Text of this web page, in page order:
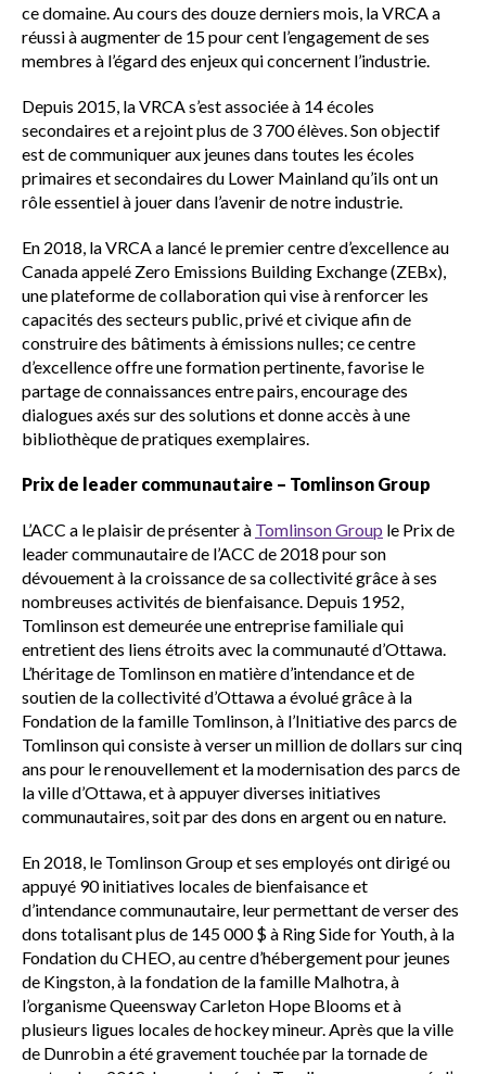
ce domaine. Au cours des douze derniers mois, la VRCA a
réussi à augmenter de 15 pour cent l’engagement de ses
membres à l’égard des enjeux qui concernent l’industrie.
Depuis 2015, la VRCA s’est associée à 14 écoles
secondaires et a rejoint plus de 3 700 élèves. Son objectif
est de communiquer aux jeunes dans toutes les écoles
primaires et secondaires du Lower Mainland qu’ils ont un
rôle essentiel à jouer dans l’avenir de notre industrie.
En 2018, la VRCA a lancé le premier centre d’excellence au
Canada appelé Zero Emissions Building Exchange (ZEBx),
une plateforme de collaboration qui vise à renforcer les
capacités des secteurs public, privé et civique afin de
construire des bâtiments à émissions nulles; ce centre
d’excellence offre une formation pertinente, favorise le
partage de connaissances entre pairs, encourage des
dialogues axés sur des solutions et donne accès à une
bibliothèque de pratiques exemplaires.
Prix de leader communautaire – Tomlinson Group
L’ACC a le plaisir de présenter à Tomlinson Group le Prix de
leader communautaire de l’ACC de 2018 pour son
dévouement à la croissance de sa collectivité grâce à ses
nombreuses activités de bienfaisance. Depuis 1952,
Tomlinson est demeurée une entreprise familiale qui
entretient des liens étroits avec la communauté d’Ottawa.
L’héritage de Tomlinson en matière d’intendance et de
soutien de la collectivité d’Ottawa a évolué grâce à la
Fondation de la famille Tomlinson, à l’Initiative des parcs de
Tomlinson qui consiste à verser un million de dollars sur cinq
ans pour le renouvellement et la modernisation des parcs de
la ville d’Ottawa, et à appuyer diverses initiatives
communautaires, soit par des dons en argent ou en nature.
En 2018, le Tomlinson Group et ses employés ont dirigé ou
appuyé 90 initiatives locales de bienfaisance et
d’intendance communautaire, leur permettant de verser des
dons totalisant plus de 145 000 $ à Ring Side for Youth, à la
Fondation du CHEO, au centre d’hébergement pour jeunes
de Kingston, à la fondation de la famille Malhotra, à
l’organisme Queensway Carleton Hope Blooms et à
plusieurs ligues locales de hockey mineur. Après que la ville
de Dunrobin a été gravement touchée par la tornade de